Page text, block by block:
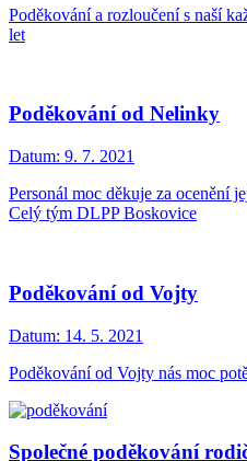
Poděkování a rozloučení s naší
let
Poděkování od Nelinky
Datum: 9. 7. 2021
Personál moc děkuje za ocenění
Celý tým DLPP Boskovice
Poděkování od Vojty
Datum: 14. 5. 2021
Poděkování od Vojty nás moc
Společné poděkování